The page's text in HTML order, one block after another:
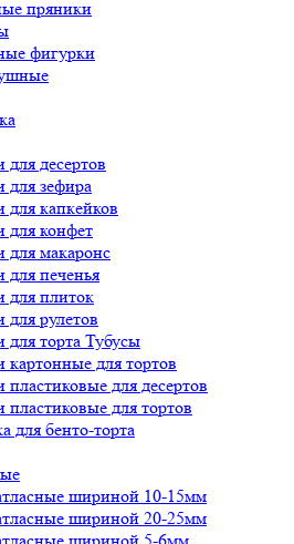
пряники
фигурки
для десертов
для зефира
для капкейков
для конфет
для макаронс
для печенья
для плиток
для рулетов
для торта Тубусы
картонные для тортов
пластиковые для десертов
пластиковые для тортов
для бенто-торта
шириной 10-15мм
шириной 20-25мм